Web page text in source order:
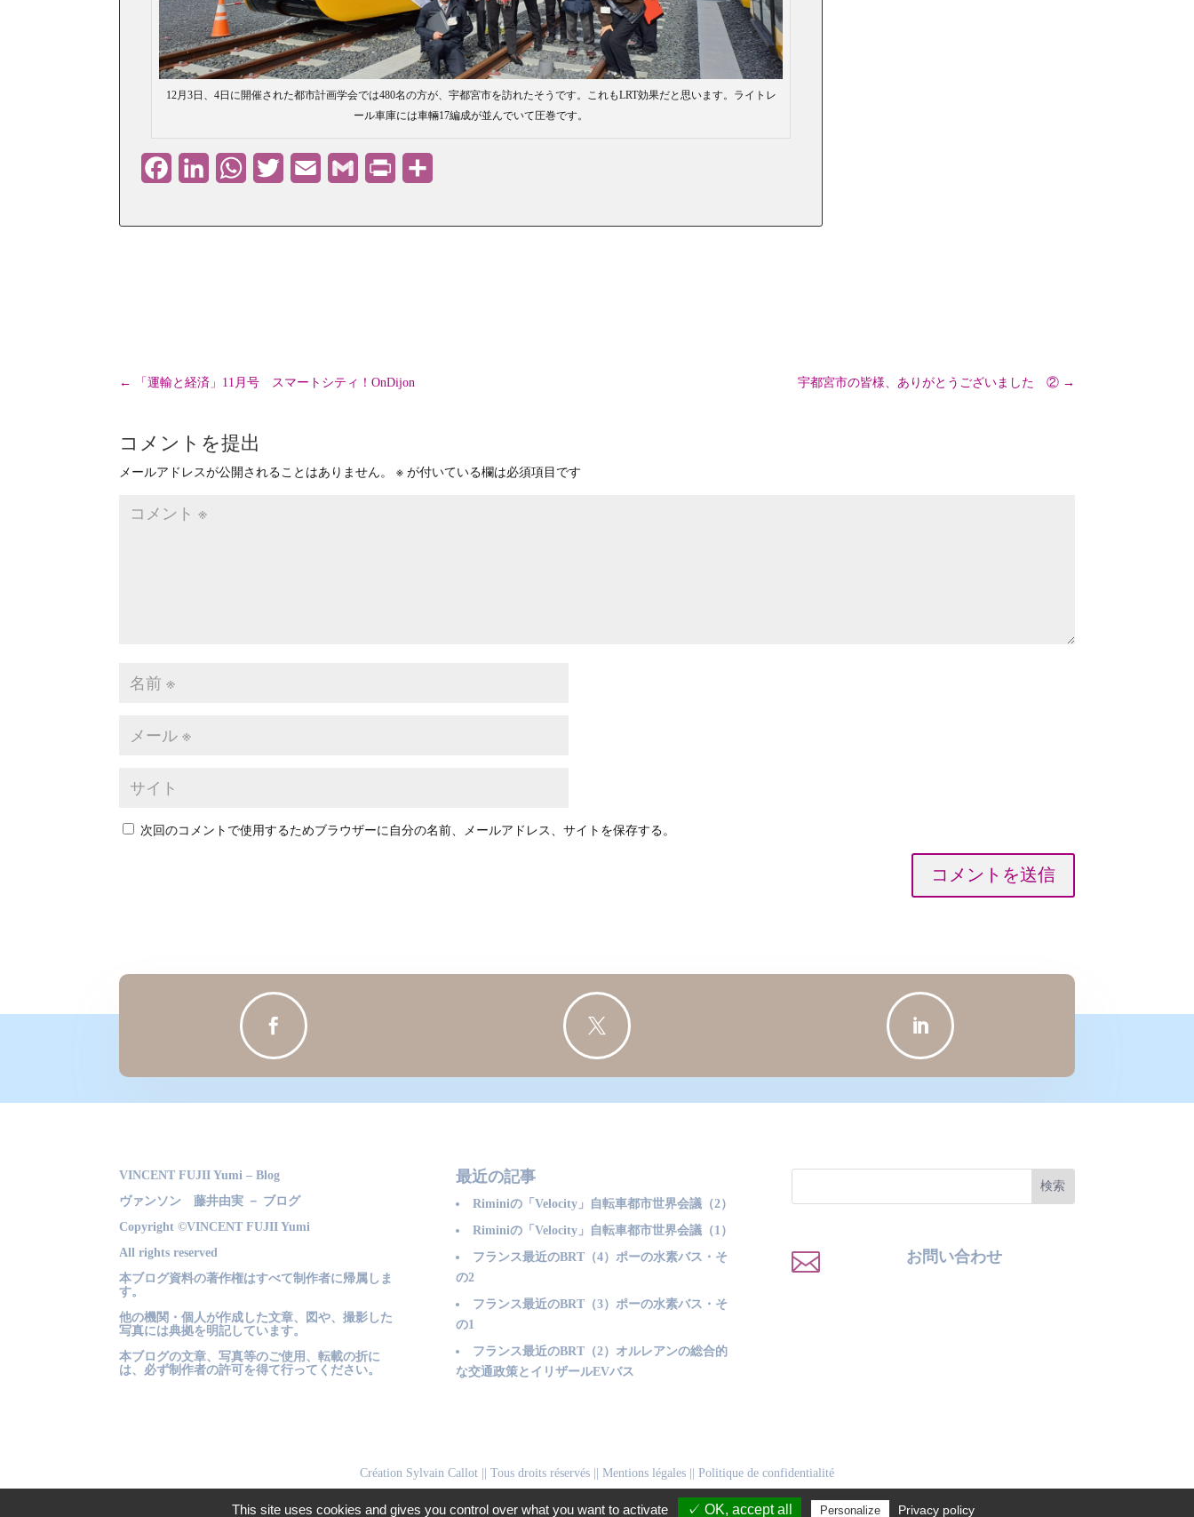
12月3日、4日に開催された都市計画学会では480名の方が、宇都宮市を訪れたそうです。これもLRT効果だと思います。ライトレ
ール車庫には車輛17編成が並んでいて圧巻です。
FacebookLinkedInWhatsApp
Twitter Email Gmail PrintFriendly
← 「運輸と経済」11月号 スマートシティ！OnDijon 宇都宮市の皆様、ありがとうございました ②→
コメントを提出
メールアドレスが公開されることはありません。 ※ が付いている欄は必須項目です
次回のコメントで使用するためブラウザーに自分の名前、メールアドレス、サイトを保存する。
コメントを送信
  
VINCENT FUJII Yumi – Blog
ヴァンソン 藤井由実 － ブログ
Copyright ©VINCENT FUJII Yumi
All rights reserved
本ブログ資料の著作権はすべて制作者に帰属しま
す。
他の機関・個人が作成した文章、図や、撮影した
写真には典拠を明記しています。
本ブログの文章、写真等のご使用、転載の折に
は、必ず制作者の許可を得て行ってください。
最近の記事
Riminiの「Velocity」自転車都市世界会議（2）
Riminiの「Velocity」自転車都市世界会議（1）
フランス最近のBRT（4）ポーの水素バス・そ
の2
フランス最近のBRT（3）ポーの水素バス・そ
の1
フランス最近のBRT（2）オルレアンの総合的
な交通政策とイリザールEVバス
 お問い合わせ
Création Sylvain Callot || Tous droits réservés || Mentions légales Politique de confidentialité
This site uses cookies and gives you control over what you want to activate ✓ OK, accept all Personalize Privacy policy